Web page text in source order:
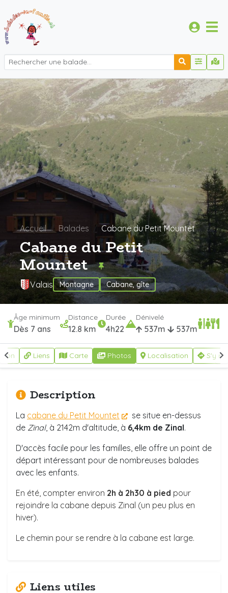
Accueil Balades Cabane du Petit Mountet
Cabane du Petit
Mountet
Valais Montagne Cabane, gîte
Âge minimum
Dès 7 ans
Distance
12.8 km
Durée
4h22
Dénivelé
537m 537m
Liens Carte Photos Localisation S'y
Description
La cabane du Petit Mountet
se situe en-dessus
de Zinal, à 2142m d'altitude, à 6,4km de Zinal.
D'accès facile pour les familles, elle offre un point de
départ intéressant pour de nombreuses balades
avec les enfants.
En été, compter environ 2h à 2h30 à pied pour
rejoindre la cabane depuis Zinal (un peu plus en
hiver).
Le chemin pour se rendre à la cabane est large.
Liens utiles